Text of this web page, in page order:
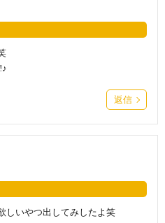
返信
しいやつ出してみしたよ笑